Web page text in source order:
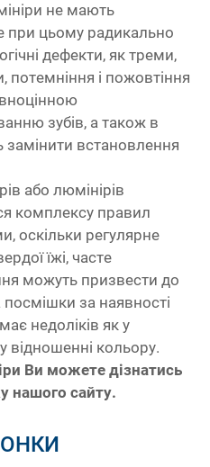
не мають
при цьому радикально
дефекти, як треми,
потемніння і пожовтіння
зубів, а також в
встановлення
або люмінірів
комплексу правил
оскільки регулярне
їжі, часте
можуть призвести до
за наявності
недоліків як у
відношенні кольору.
Ви можете дізнатись
нашого сайту.